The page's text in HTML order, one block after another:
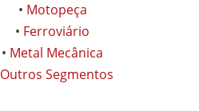
• Motopeça
• Ferroviário
• Metal Mecânica
Outros Segmentos